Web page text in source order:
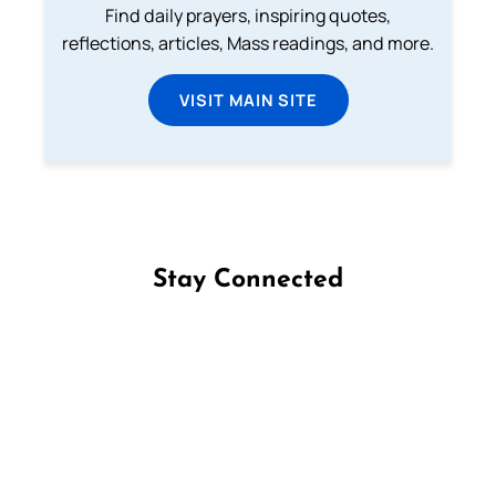
Find daily prayers, inspiring quotes,
reflections, articles, Mass readings, and more.
VISIT MAIN SITE
Stay Connected